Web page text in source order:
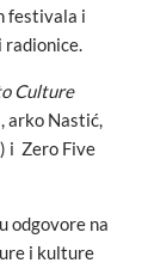
festivala i
radionice.
Culture
arko Nastić,
i Zero Five
odgovore na
i kulture